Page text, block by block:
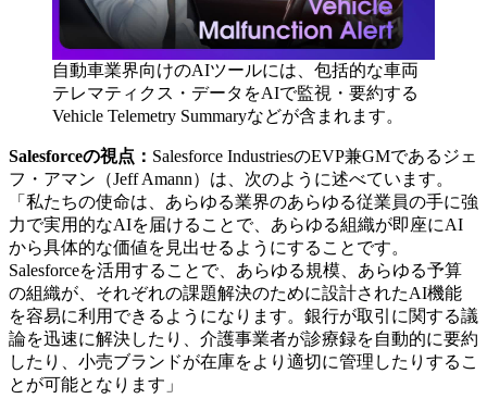
自動車業界向けのAIツールには、包括的な車両
テレマティクス・データをAIで監視・要約する
Vehicle Telemetry Summaryなどが含まれます。
Salesforceの視点： Salesforce IndustriesのEVP兼GMであるジェ
フ・アマン（Jeff Amann）は、次のように述べています。
「私たちの使命は、あらゆる業界のあらゆる従業員の手に強
力で実用的なAIを届けることで、あらゆる組織が即座にAI
から具体的な価値を見出せるようにすることです。
Salesforceを活用することで、あらゆる規模、あらゆる予算
の組織が、それぞれの課題解決のために設計されたAI機能
を容易に利用できるようになります。銀行が取引に関する議
論を迅速に解決したり、介護事業者が診療録を自動的に要約
したり、小売ブランドが在庫をより適切に管理したりするこ
とが可能となります」